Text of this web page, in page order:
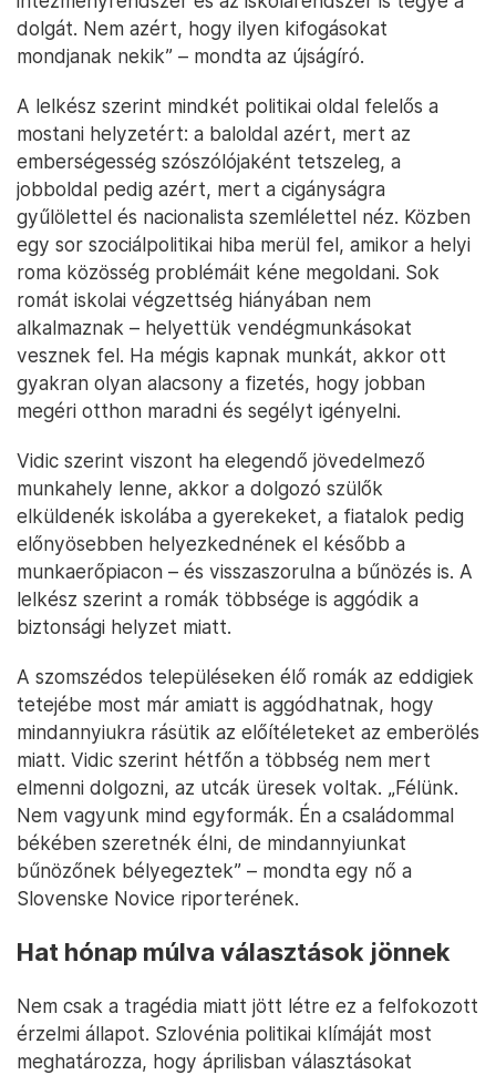
dolgát. Nem azért, hogy ilyen kifogásokat
mondjanak nekik” – mondta az újságíró.
A lelkész szerint mindkét politikai oldal felelős a
mostani helyzetért: a baloldal azért, mert az
emberségesség szószólójaként tetszeleg, a
jobboldal pedig azért, mert a cigányságra
gyűlölettel és nacionalista szemlélettel néz. Közben
egy sor szociálpolitikai hiba merül fel, amikor a helyi
roma közösség problémáit kéne megoldani. Sok
romát iskolai végzettség hiányában nem
alkalmaznak – helyettük vendégmunkásokat
vesznek fel. Ha mégis kapnak munkát, akkor ott
gyakran olyan alacsony a fizetés, hogy jobban
megéri otthon maradni és segélyt igényelni.
Vidic szerint viszont ha elegendő jövedelmező
munkahely lenne, akkor a dolgozó szülők
elküldenék iskolába a gyerekeket, a fiatalok pedig
előnyösebben helyezkednének el később a
munkaerőpiacon – és visszaszorulna a bűnözés is. A
lelkész szerint a romák többsége is aggódik a
biztonsági helyzet miatt.
A szomszédos településeken élő romák az eddigiek
tetejébe most már amiatt is aggódhatnak, hogy
mindannyiukra rásütik az előítéleteket az emberölés
miatt. Vidic szerint hétfőn a többség nem mert
elmenni dolgozni, az utcák üresek voltak. „Félünk.
Nem vagyunk mind egyformák. Én a családommal
békében szeretnék élni, de mindannyiunkat
bűnözőnek bélyegeztek” – mondta egy nő a
Slovenske Novice riporterének.
Hat hónap múlva választások jönnek
Nem csak a tragédia miatt jött létre ez a felfokozott
érzelmi állapot. Szlovénia politikai klímáját most
meghatározza, hogy áprilisban választásokat